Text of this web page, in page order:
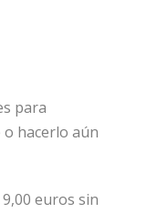
para
hacerlo aún
9,00 euros sin